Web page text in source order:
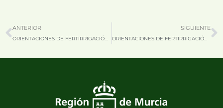
Prev
ANTERIOR
ORIENTACIONES DE FERTIRRIGACIÓN DE FRUTALES Y PARRAL PARA ENERO DE 2026 – OCA CIEZA
SIGUIENTE
ORIENTACIONES DE FERTIRRIGACIÓN DE FRUTALES Y PARRAL PARA FEBRERO DE 2026 – OCA CIEZA